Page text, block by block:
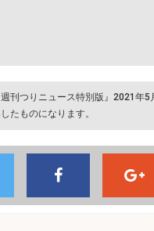
刊つりニュース特別版』2021年5
たものになります。